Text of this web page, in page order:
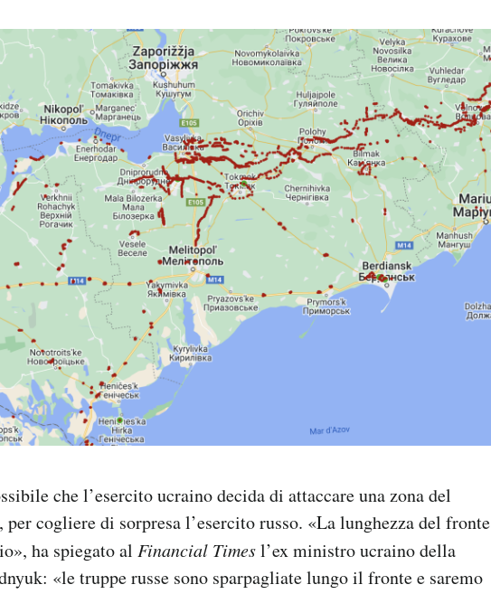
che l’esercito ucraino decida di attaccare una zona del
cogliere di sorpresa l’esercito russo. «La lunghezza del fronte
ha spiegato al Financial Timesl’ex ministro ucraino della
«le truppe russe sono sparpagliate lungo il fronte e saremo